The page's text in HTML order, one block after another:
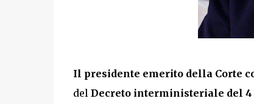
Il presidente emerito della Corte
delDecreto interministeriale del 4